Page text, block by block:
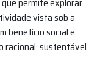
vista sob a
benefício social e
racional, sustentável